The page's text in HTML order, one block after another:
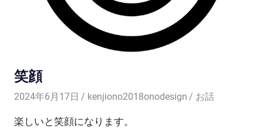
笑顔
2024年6月17日 kenjiono2018onodesign お話
楽しいと笑顔になります。